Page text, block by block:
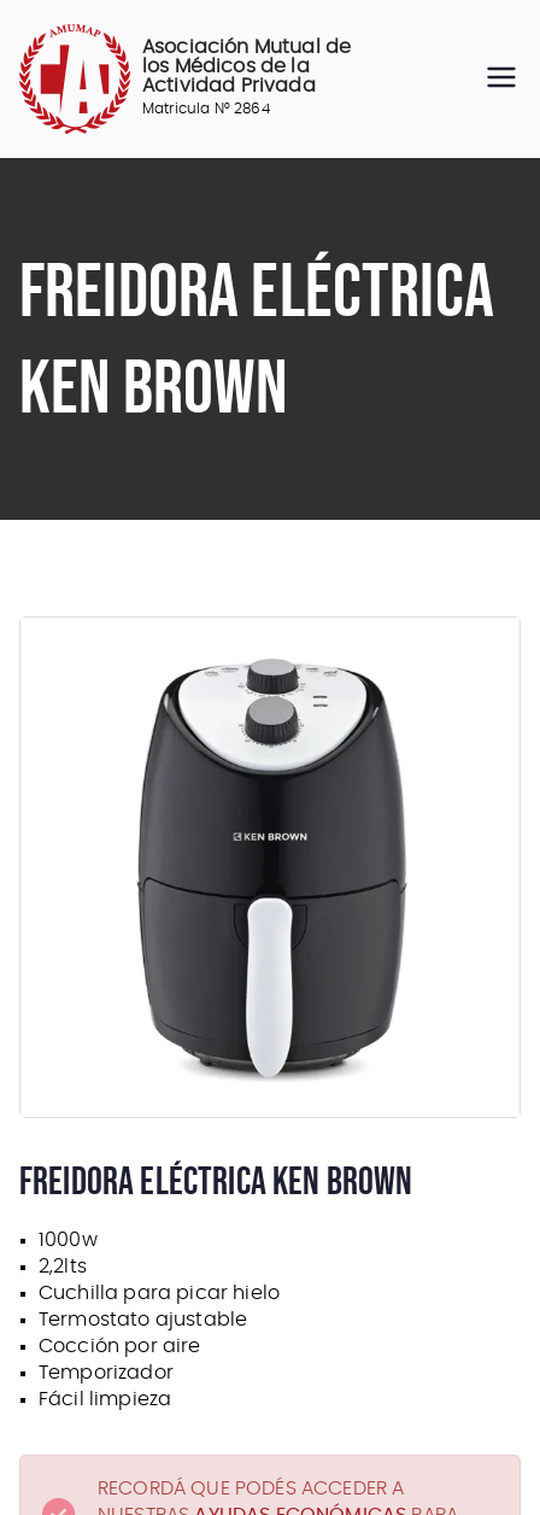
contenido
Asociación Mutual de
los Médicos de la
Actividad Privada
Matricula N° 2864
FREIDORA ELÉCTRICA
KEN BROWN
FREIDORA ELÉCTRICA KEN BROWN
1000w
2,2lts
Cuchilla para picar hielo
Termostato ajustable
Cocción por aire
Temporizador
Fácil limpieza
RECORDÁ QUE PODÉS ACCEDER A